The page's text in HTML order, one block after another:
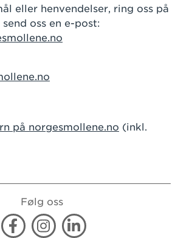
eller henvendelser, ring oss på
oss en e-post:
på norgesmollene.no (inkl.
Følg oss
FacebookInstagramLinkedin